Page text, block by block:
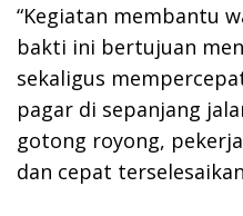
“Kegiatan membantu
bakti ini bertujuan
sekaligus
pagar di sepanjang
gotong royong,
dan cepat